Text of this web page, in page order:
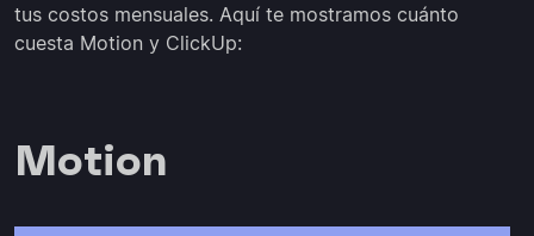
tus costos mensuales. Aquí te mostramos cuánto
cuesta Motion y ClickUp:
Motion